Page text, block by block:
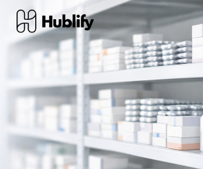
Lösungen
Warum Hublify